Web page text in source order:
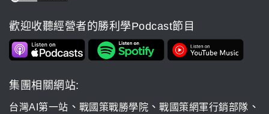
歡迎收聽經營者的勝利學Podcast節目
集團相關網站:
台灣AI第一站 、 戰國策戰勝學院 、 戰國策網軍行銷部隊 、